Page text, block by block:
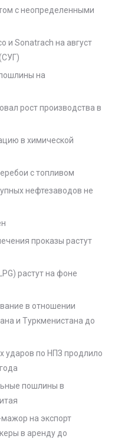
с неопределенными
и Sonatrach на август
на
рост производства в
в химической
с топливом
нефтезаводов не
проказы растут
растут на фоне
в отношении
и Туркменистана до
ударов по НПЗ продлило
пошлины в
на экспорт
в аренду до